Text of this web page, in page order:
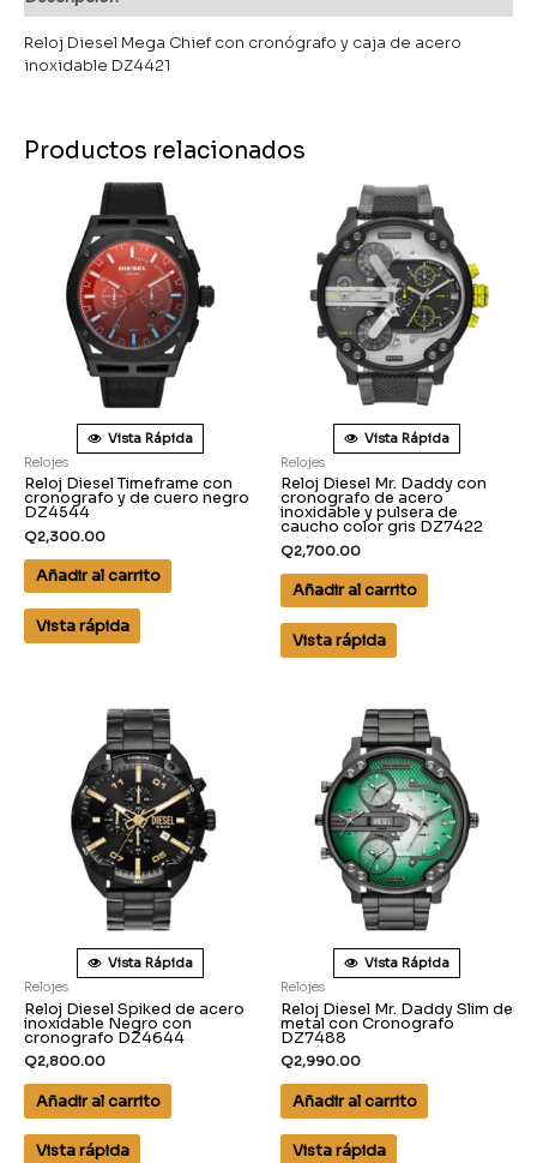
Reloj Diesel Mega Chief con cronógrafo y caja de acero
inoxidable DZ4421
Productos relacionados
Vista Rápida
Relojes
Reloj Diesel Timeframe con
cronografo y de cuero negro
DZ4544
Q2,300.00
Añadir al carrito
Vista rápida
Vista Rápida
Relojes
Reloj Diesel Mr. Daddy con
cronografo de acero
inoxidable y pulsera de
caucho color gris DZ7422
Q2,700.00
Añadir al carrito
Vista rápida
Vista Rápida
Relojes
Reloj Diesel Spiked de acero
inoxidable Negro con
cronografo DZ4644
Q2,800.00
Añadir al carrito
Vista rápida
Vista Rápida
Relojes
Reloj Diesel Mr. Daddy Slim de
metal con Cronografo
DZ7488
Q2,990.00
Añadir al carrito
Vista rápida